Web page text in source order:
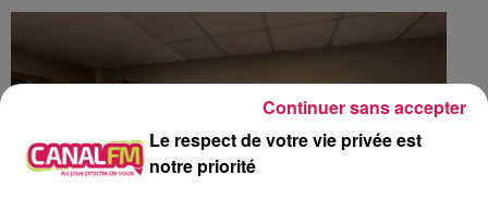
Le respect de votre vie privée est
notre priorité
Continuer sans accepter